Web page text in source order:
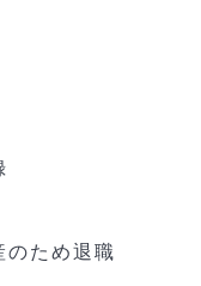
ため退職